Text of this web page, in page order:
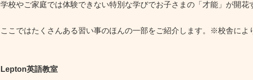
学校やご家庭では体験できない特別な学びでお子さまの「才能」が開花
ここではたくさんある習い事のほんの一部をご紹介します。※校舎によ
Lepton英語教室